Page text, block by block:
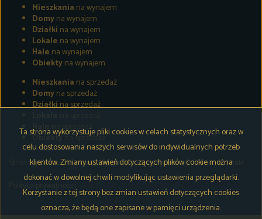
Mieszkania na wynajem
Domyna wynajem
Działki na wynajem
Lokale na wynajem
Hale na wynajem
Obiektyna wynajem
Mieszkania na sprzedaż
Domyna sprzedaż
Działkina sprzedaż
Hale na sprzedaż
Obiektyna sprzedaż
Strona główna Wynajem Sprzedaż Współpraca O firmie Kontakt
Polityka prywatności
Ta strona wykorzystuje pliki cookies w celach statystycznych oraz w
celu dostosowania naszych serwisów do indywidualnych potrzeb
klientów. Zmiany ustawień dotyczących plików cookie można
dokonać w dowolnej chwili modyfikując ustawienia przeglądarki.
Korzystanie z tej strony bez zmian ustawień dotyczących cookies
oznacza, że będą one zapisane w pamięci urządzenia.